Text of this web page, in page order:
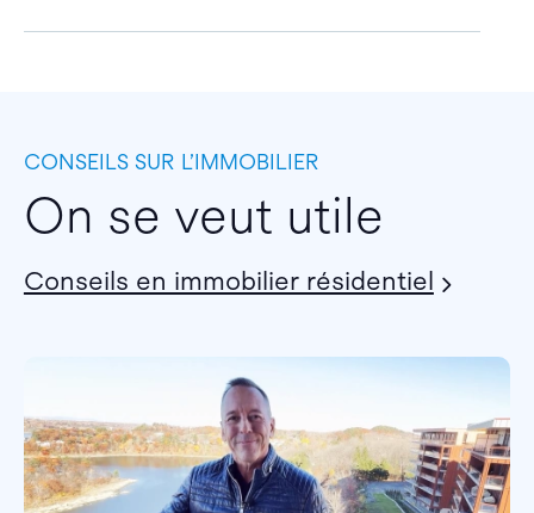
CONSEILS SUR L’IMMOBILIER
On se veut utile
Conseils en immobilier résidentiel